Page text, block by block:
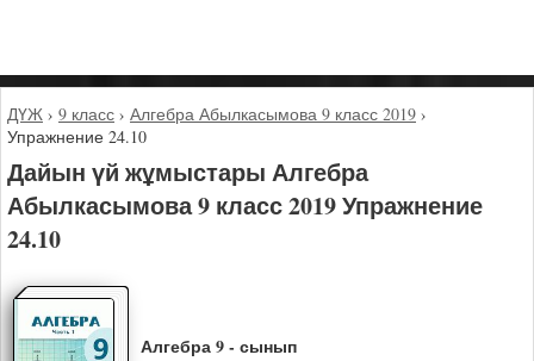
ДҮЖ › 9 класс › Алгебра Абылкасымова 9 класс 2019 ›
Упражнение 24.10
Дайын үй жұмыстары Алгебра
Абылкасымова 9 класс 2019 Упражнение
24.10
Алгебра 9 - сынып